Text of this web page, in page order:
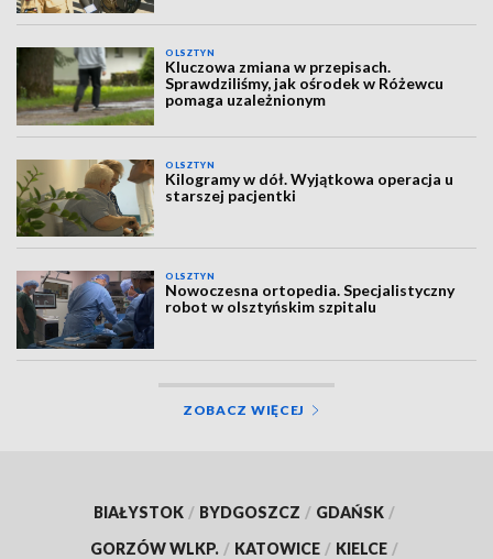
OLSZTYN
Kluczowa zmiana w przepisach.
Sprawdziliśmy, jak ośrodek w Różewcu
pomaga uzależnionym
OLSZTYN
Kilogramy w dół. Wyjątkowa operacja u
starszej pacjentki
OLSZTYN
Nowoczesna ortopedia. Specjalistyczny
robot w olsztyńskim szpitalu
ZOBACZ WIĘCEJ
BIAŁYSTOK / BYDGOSZCZ / GDAŃSK /
GORZÓW WLKP. / KATOWICE / KIELCE /